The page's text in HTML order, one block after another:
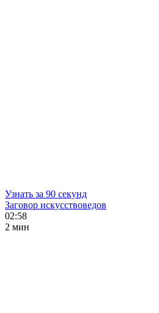
Узнать за 90 секунд
Заговор искусствоведов
02:58
2 мин